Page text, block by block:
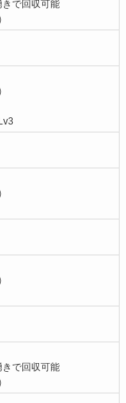
で回収可能
で回収可能